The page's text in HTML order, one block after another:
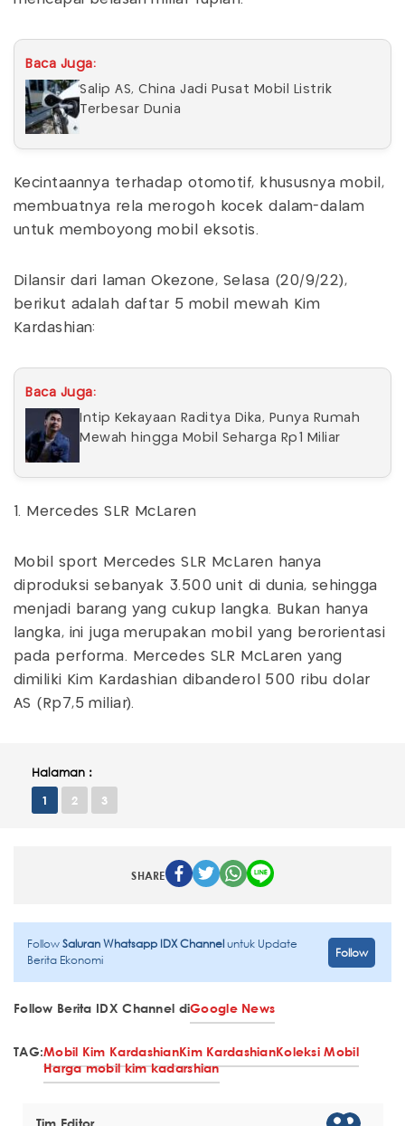
Baca Juga:
Salip AS, China Jadi Pusat Mobil Listrik
Terbesar Dunia
Kecintaannya terhadap otomotif, khususnya mobil,
membuatnya rela merogoh kocek dalam-dalam
untuk memboyong mobil eksotis.
Dilansir dari laman Okezone, Selasa (20/9/22),
berikut adalah daftar 5 mobil mewah Kim
Kardashian:
Baca Juga:
Intip Kekayaan Raditya Dika, Punya Rumah
Mewah hingga Mobil Seharga Rp1 Miliar
1. Mercedes SLR McLaren
Mobil sport Mercedes SLR McLaren hanya
diproduksi sebanyak 3.500 unit di dunia, sehingga
menjadi barang yang cukup langka. Bukan hanya
langka, ini juga merupakan mobil yang berorientasi
pada performa. Mercedes SLR McLaren yang
dimiliki Kim Kardashian dibanderol 500 ribu dolar
AS (Rp7,5 miliar).
Halaman :
1 2 3
SHARE
FollowSaluran Whatsapp IDX Channeluntuk Update
Berita Ekonomi
Follow
Follow Berita IDX Channel diGoogle News
TAG:Mobil Kim KardashianKim KardashianKoleksi Mobil
Harga mobil kim kadarshian